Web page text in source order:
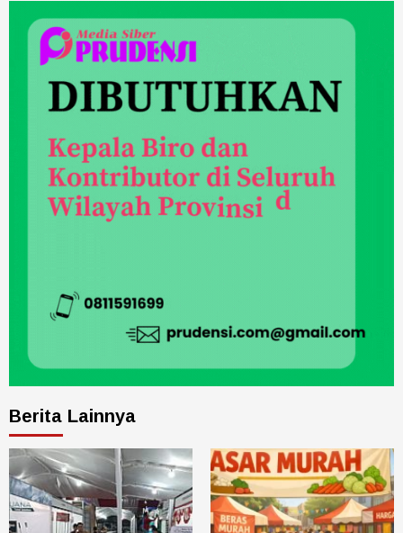
Berita Lainnya